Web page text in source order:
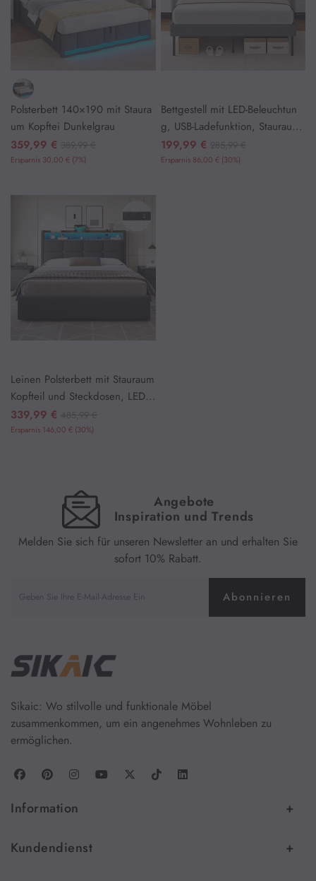
Polsterbett 140×190 mit Staura
um Kopftei Dunkelgrau
359,99 €
Ersparnis 30,00 € (7%)
Bettgestell mit LED-Beleuchtun
g, USB-Ladefunktion, Stauraum-
Kopfteil und Stauraum unter de
m Bett, Grau
199,99 €
Ersparnis 86,00 € (30%)
Leinen Polsterbett mit Stauraum
Kopfteil und Steckdosen, LED B
eleuchtung & Hydraulisch Staur
aum,Dunkelgrau
339,99 €
Ersparnis 146,00 € (30%)
Angebote
Inspiration und Trends
Melden Sie sich für unseren Newsletter an und erhalten Sie
sofort 10% Rabatt.
Abonnieren
Sikaic: Wo stilvolle und funktionale Möbel
zusammenkommen, um ein angenehmes Wohnleben zu
ermöglichen.
Information
Kundendienst